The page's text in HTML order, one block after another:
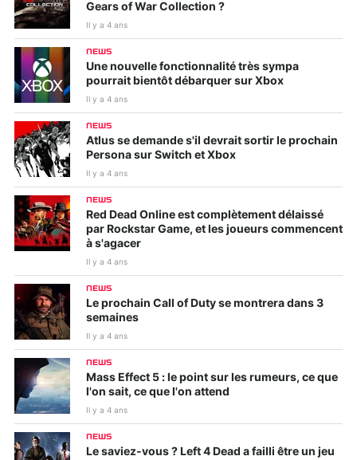
Gears of War Collection ?
Il y a 4 ans
NEWS
Une nouvelle fonctionnalité très sympa
pourrait bientôt débarquer sur Xbox
Il y a 4 ans
NEWS
Atlus se demande s'il devrait sortir le prochain
Persona sur Switch et Xbox
Il y a 4 ans
NEWS
Red Dead Online est complètement délaissé
par Rockstar Game, et les joueurs commencent
à s'agacer
Il y a 4 ans
NEWS
Le prochain Call of Duty se montrera dans 3
semaines
Il y a 4 ans
NEWS
Mass Effect 5 : le point sur les rumeurs, ce que
l'on sait, ce que l'on attend
Il y a 4 ans
NEWS
Le saviez-vous ? Left 4 Dead a failli être un jeu